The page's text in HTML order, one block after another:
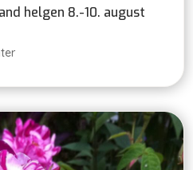
helgen 8.-10. august